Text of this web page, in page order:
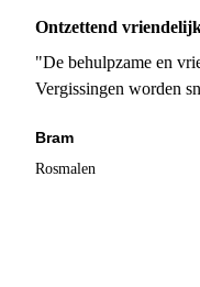
Ontzettend
"De behulpzame en
Vergissingen worden
Bram
Rosmalen